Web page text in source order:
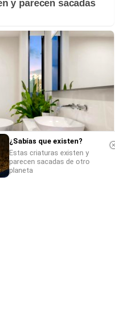
y parecen sacadas
¿Sabías que existen?
Estas criaturas existen y
parecen sacadas de otro
planeta